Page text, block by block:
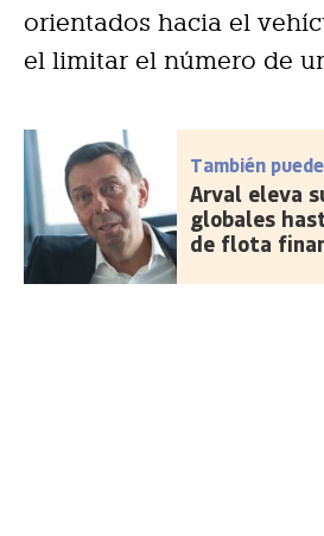
orientados hacia el
el limitar el número de
También
Arval eleva
globales
de flota